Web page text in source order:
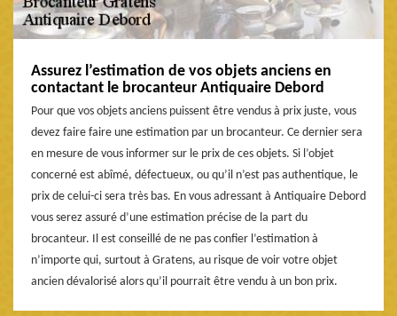
Assurez l’estimation de vos objets anciens en
contactant le brocanteur Antiquaire Debord
Pour que vos objets anciens puissent être vendus à prix juste, vous
devez faire faire une estimation par un brocanteur. Ce dernier sera
en mesure de vous informer sur le prix de ces objets. Si l’objet
concerné est abîmé, défectueux, ou qu’il n’est pas authentique, le
prix de celui-ci sera très bas. En vous adressant à Antiquaire Debord
vous serez assuré d’une estimation précise de la part du
brocanteur. Il est conseillé de ne pas confier l’estimation à
n’importe qui, surtout à Gratens, au risque de voir votre objet
ancien dévalorisé alors qu’il pourrait être vendu à un bon prix.